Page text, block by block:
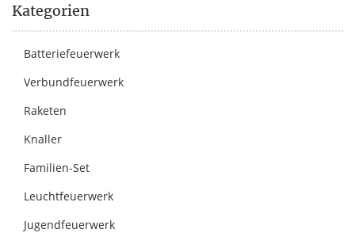
Kategorien
Batteriefeuerwerk
Verbundfeuerwerk
Raketen
Knaller
Familien-Set
Leuchtfeuerwerk
Jugendfeuerwerk